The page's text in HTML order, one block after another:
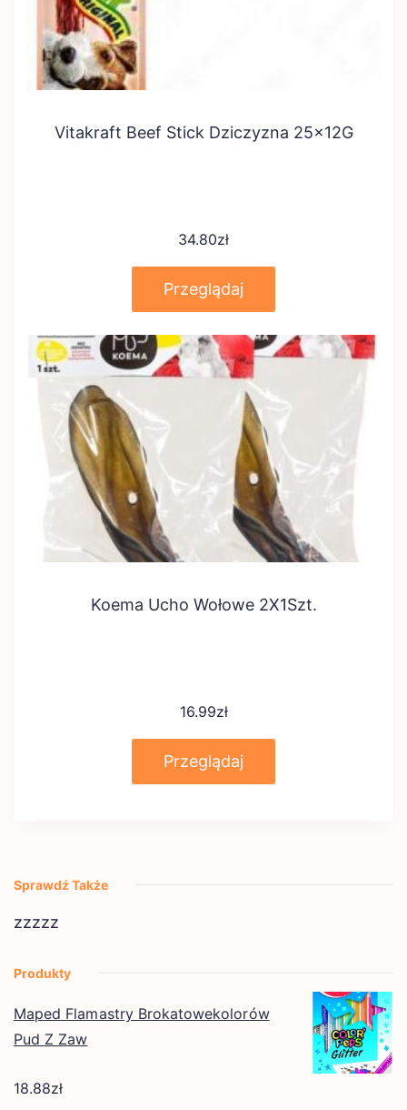
Vitakraft Beef Stick Dziczyzna 25x12G
34.80zł
Przeglądaj
Koema Ucho Wołowe 2X1Szt.
16.99zł
Przeglądaj
Sprawdź Także
zzzzz
Produkty
Maped Flamastry Brokatowekolorów
Pud Z Zaw
18.88zł